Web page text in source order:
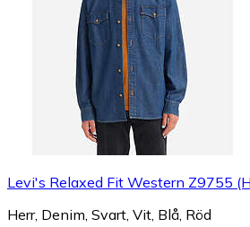
Levi's Relaxed Fit Western Z9755
Herr, Denim, Svart, Vit, Blå, Röd